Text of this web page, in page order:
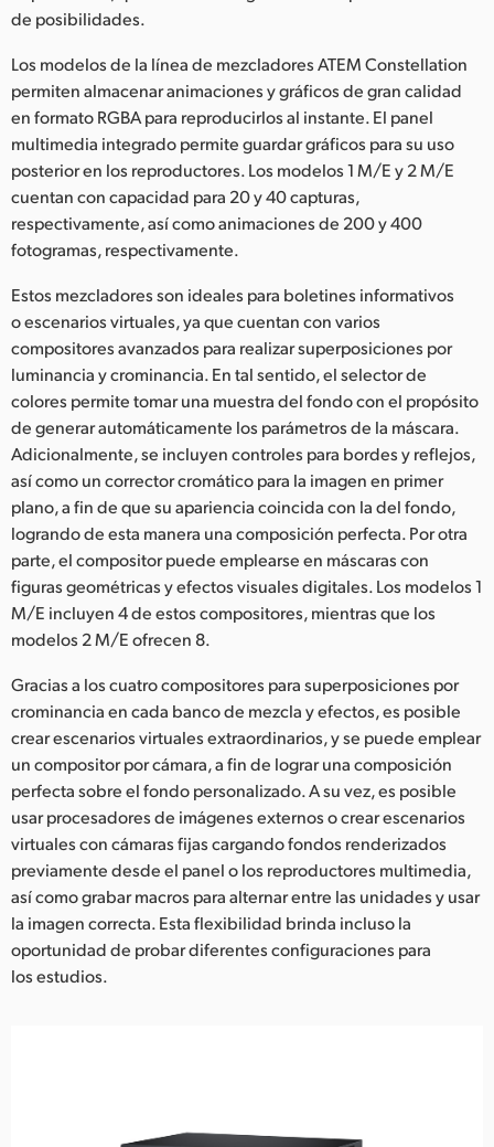
de posibilidades.
Los modelos de la línea de mezcladores ATEM Constellation
permiten almacenar animaciones y gráficos de gran calidad
en formato RGBA para reproducirlos al instante. El panel
multimedia integrado permite guardar gráficos para su uso
posterior en los reproductores. Los modelos 1 M/E y 2 M/E
cuentan con capacidad para 20 y 40 capturas,
respectivamente, así como animaciones de 200 y 400
fotogramas, respectivamente.
Estos mezcladores son ideales para boletines informativos
o escenarios virtuales, ya que cuentan con varios
compositores avanzados para realizar superposiciones por
luminancia y crominancia. En tal sentido, el selector de
colores permite tomar una muestra del fondo con el propósito
de generar automáticamente los parámetros de la máscara.
Adicionalmente, se incluyen controles para bordes y reflejos,
así como un corrector cromático para la imagen en primer
plano, a fin de que su apariencia coincida con la del fondo,
logrando de esta manera una composición perfecta. Por otra
parte, el compositor puede emplearse en máscaras con
figuras geométricas y efectos visuales digitales. Los modelos 1
M/E incluyen 4 de estos compositores, mientras que los
modelos 2 M/E ofrecen 8.
Gracias a los cuatro compositores para superposiciones por
crominancia en cada banco de mezcla y efectos, es posible
crear escenarios virtuales extraordinarios, y se puede emplear
un compositor por cámara, a fin de lograr una composición
perfecta sobre el fondo personalizado. A su vez, es posible
usar procesadores de imágenes externos o crear escenarios
virtuales con cámaras fijas cargando fondos renderizados
previamente desde el panel o los reproductores multimedia,
así como grabar macros para alternar entre las unidades y usar
la imagen correcta. Esta flexibilidad brinda incluso la
oportunidad de probar diferentes configuraciones para
los estudios.